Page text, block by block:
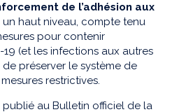
de l’adhésion aux
un haut niveau, compte tenu
pour contenir
19 (et les infections aux autres
préserver le système de
restrictives.
publié au Bulletin officiel de la